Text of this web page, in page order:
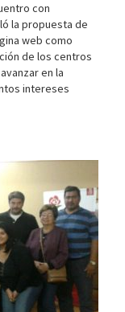
con
la propuesta de
web como
de los centros
en la
intereses